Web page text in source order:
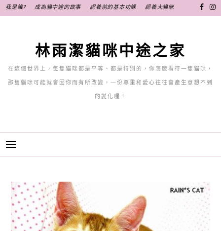
至
我是誰? 成為貓中途的故事 認養前的基本功課 認養大貓咪
林雨潔貓咪中途之家
在這個世界上，每隻貓咪都是平等、都是特別的，你怎麼看待一隻貓咪，
那隻貓咪可能就會因你而有所改變，一份尊重和愛心往往會產生意想不到
的變化喔！